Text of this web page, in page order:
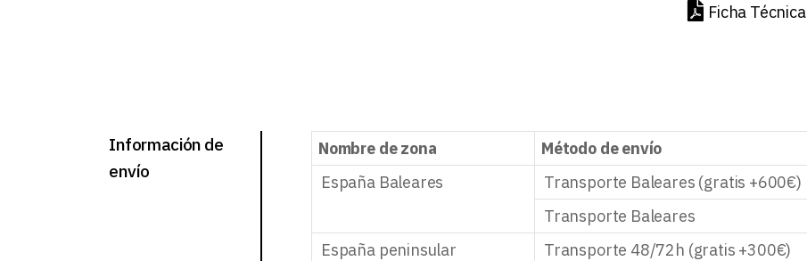
Ficha Técnica
Información de
envío
Nombre de zona Método de envío
España Baleares
Transporte Baleares (gratis +600€)
Transporte Baleares
España peninsular
Transporte 48/72h (gratis +300€)